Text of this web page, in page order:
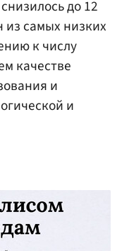
до 12
из самых низких
к числу
качестве
и
и